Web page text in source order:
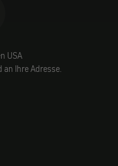
USA
an Ihre Adresse.
Element 1
zu Element 2
zu Element 3